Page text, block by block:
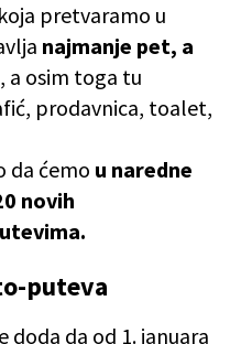
pretvaramo u
najmanje pet, a
, a osim toga tu
prodavnica, toalet,
da ćemo u naredne
novih
puteva
doda da od 1. januara